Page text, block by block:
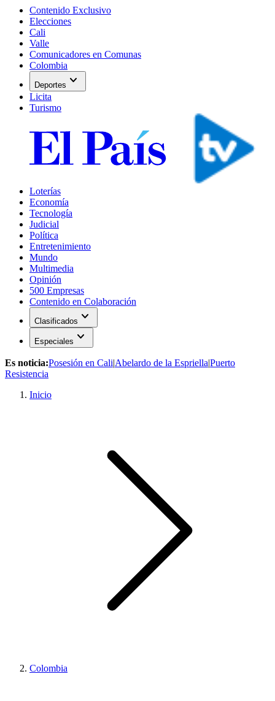
Contenido Exclusivo
Elecciones
Cali
Valle
Comunicadores en Comunas
Colombia
Deportes expand_more
Licita
Turismo
Loterías
Economía
Tecnología
Judicial
Política
Entretenimiento
Mundo
Multimedia
Opinión
500 Empresas
Contenido en Colaboración
Clasificados expand_more
Especiales expand_more
Es noticia:Posesión en Cali|Abelardo de la Espriella|Puerto
Resistencia
Inicio
Colombia